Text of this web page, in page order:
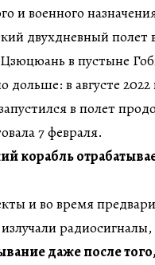
и военного
двухдневный полет
в пустыне
в августе 2022
в полет
7 февраля.
корабль
и во время
даже после